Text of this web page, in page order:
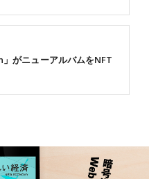
がニューアルバムをNFT